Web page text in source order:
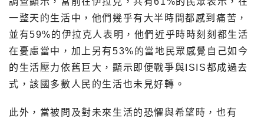
一整天的生活中，他們幾乎有大半時間都感到痛苦，
並有59%的伊拉克人表明，他們近乎時時刻刻都生活
在憂慮當中，加上另有53%的當地民眾感覺自己如今
的生活壓力依舊巨大，顯示即便戰爭與ISIS都成過去
式，該國多數人民的生活也未見好轉。
此外，當被問及對未來生活的恐懼與希望時，也有